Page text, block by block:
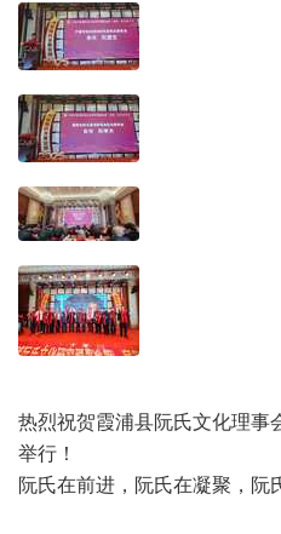
热烈祝贺霞浦县阮氏文化理事
举行！
阮氏在前进，阮氏在凝聚，阮